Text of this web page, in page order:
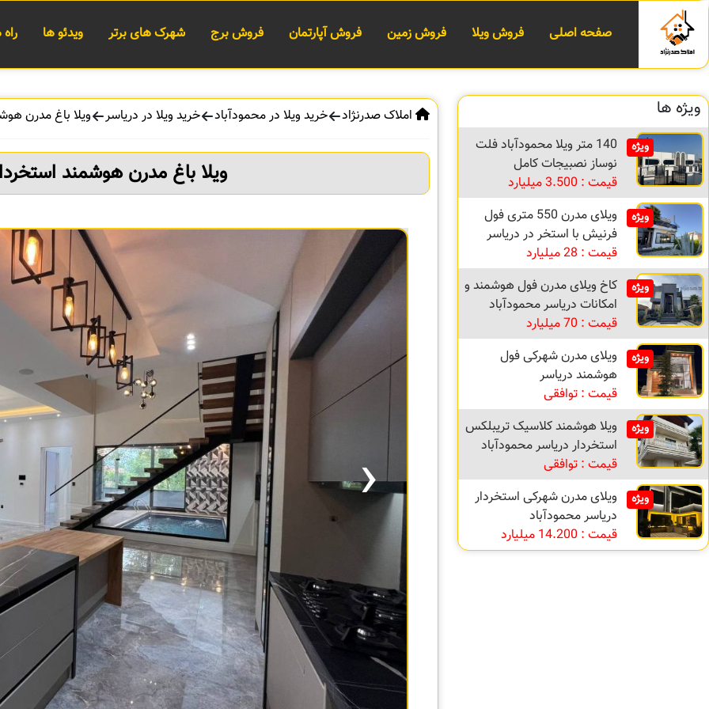
صفحه اصلی فروش ویلا فروش زمین فروش آپارتمان فروش برج شهرک های برتر ویدئو ها
املاک صدرنژاد خرید ویلا در محمودآباد خرید ویلا در دریاسر ویلا باغ مدرن
ویلا باغ مدرن هوشمند
›
ویژه ها
ویژه
140 متر ویلا محمودآباد فلت
نوساز نصبیجات کامل
قیمت : 3.500 میلیارد
ویژه
ویلای مدرن 550 متری فول
فرنیش با استخر در دریاسر
قیمت : 28 میلیارد
ویژه
کاخ ویلای مدرن فول هوشمند و
امکانات دریاسر محمودآباد
قیمت : 70 میلیارد
ویژه
ویلای مدرن شهرکی فول
هوشمند دریاسر
قیمت : توافقی
ویژه
ویلا هوشمند کلاسیک تریبلکس
استخردار دریاسر محمودآباد
قیمت : توافقی
ویژه
ویلای مدرن شهرکی استخردار
دریاسر محمودآباد
قیمت : 14.200 میلیارد